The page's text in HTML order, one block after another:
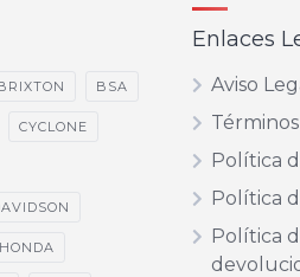
BSA
CYCLONE
HONDA
Enlaces
Aviso
Política
Política
Política